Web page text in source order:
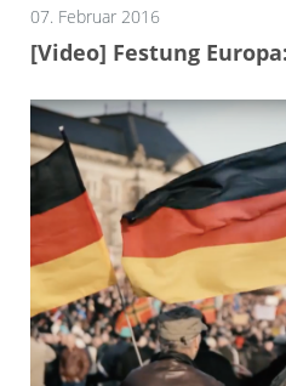
07. Februar 2016
[Video] Festung